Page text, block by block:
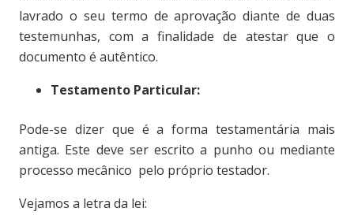
lavrado o seu termo de aprovação diante de duas
testemunhas, com a finalidade de atestar que o
documento é autêntico.
Testamento Particular:
Pode-se dizer que é a forma testamentária mais
antiga. Este deve ser escrito a punho ou mediante
processo mecânico pelo próprio testador.
Vejamos a letra da lei: